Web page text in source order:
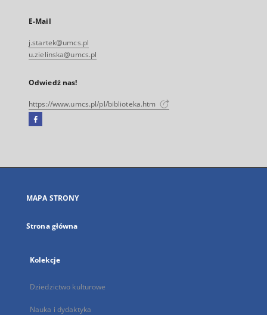
E-Mail
j.startek@umcs.pl
u.zielinska@umcs.pl
Odwiedź nas!
https://www.umcs.pl/pl/biblioteka.htm
Facebook
się
karcie
MAPA STRONY
Strona główna
Kolekcje
Dziedzictwo kulturowe
Nauka i dydaktyka